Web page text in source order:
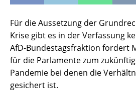
Für die Aussetzung der
Krise gibt es in der Verfassung
AfD-Bundestagsfraktion fordert
für die Parlamente zum
Pandemie bei denen die
gesichert ist.